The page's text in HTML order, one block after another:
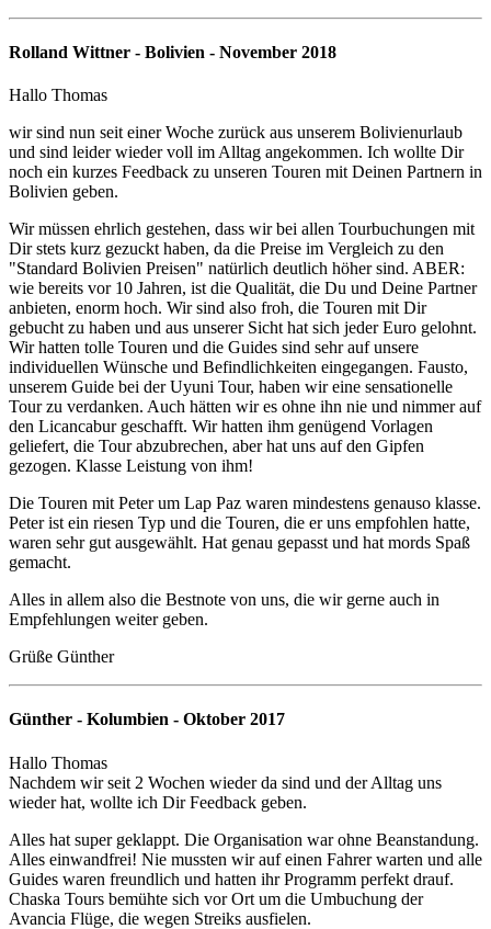
Rolland Wittner - Bolivien - November 2018
Hallo Thomas
wir sind nun seit einer Woche zurück aus unserem Bolivienurlaub
und sind leider wieder voll im Alltag angekommen. Ich wollte Dir
noch ein kurzes Feedback zu unseren Touren mit Deinen Partnern in
Bolivien geben.
Wir müssen ehrlich gestehen, dass wir bei allen Tourbuchungen mit
Dir stets kurz gezuckt haben, da die Preise im Vergleich zu den
"Standard Bolivien Preisen" natürlich deutlich höher sind. ABER:
wie bereits vor 10 Jahren, ist die Qualität, die Du und Deine Partner
anbieten, enorm hoch. Wir sind also froh, die Touren mit Dir
gebucht zu haben und aus unserer Sicht hat sich jeder Euro gelohnt.
Wir hatten tolle Touren und die Guides sind sehr auf unsere
individuellen Wünsche und Befindlichkeiten eingegangen. Fausto,
unserem Guide bei der Uyuni Tour, haben wir eine sensationelle
Tour zu verdanken. Auch hätten wir es ohne ihn nie und nimmer auf
den Licancabur geschafft. Wir hatten ihm genügend Vorlagen
geliefert, die Tour abzubrechen, aber hat uns auf den Gipfen
gezogen. Klasse Leistung von ihm!
Die Touren mit Peter um Lap Paz waren mindestens genauso klasse.
Peter ist ein riesen Typ und die Touren, die er uns empfohlen hatte,
waren sehr gut ausgewählt. Hat genau gepasst und hat mords Spaß
gemacht.
Alles in allem also die Bestnote von uns, die wir gerne auch in
Empfehlungen weiter geben.
Grüße Günther
Günther - Kolumbien - Oktober 2017
Hallo Thomas
Nachdem wir seit 2 Wochen wieder da sind und der Alltag uns
wieder hat, wollte ich Dir Feedback geben.
Alles hat super geklappt. Die Organisation war ohne Beanstandung.
Alles einwandfrei! Nie mussten wir auf einen Fahrer warten und alle
Guides waren freundlich und hatten ihr Programm perfekt drauf.
Chaska Tours bemühte sich vor Ort um die Umbuchung der
Avancia Flüge, die wegen Streiks ausfielen.